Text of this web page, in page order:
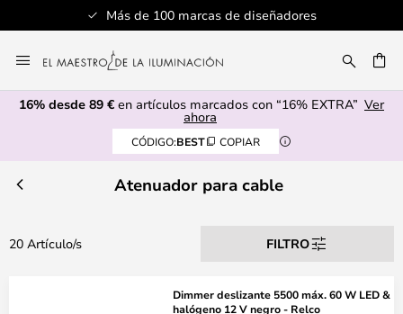
Más de 100 marcas de diseñadores
al
contenido
16% desde 89 € en artículos marcados con “16% EXTRA” Ver
ahora
CÓDIGO:BEST COPIAR
Atenuador para cable
20 Artículo/s FILTRO
Dimmer deslizante 5500 máx. 60 W LED &
halógeno 12 V negro - Relco